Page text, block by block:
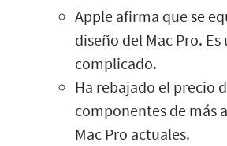
Apple afirma que se
diseño del Mac Pro.
complicado.
Ha rebajado el precio
componentes de más
Mac Pro actuales.